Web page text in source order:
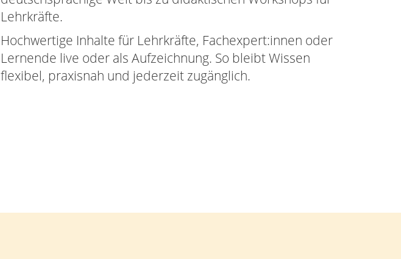
Lehrkräfte.
Hochwertige Inhalte für Lehrkräfte, Fachexpert:innen oder
Lernende live oder als Aufzeichnung. So bleibt Wissen
flexibel, praxisnah und jederzeit zugänglich.